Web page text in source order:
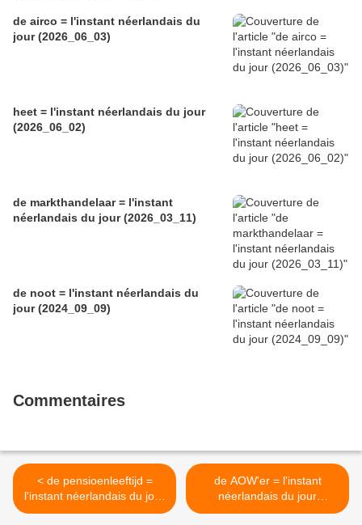
de airco = l'instant néerlandais du
jour (2026_06_03)
heet = l'instant néerlandais du jour
(2026_06_02)
de markthandelaar = l'instant
néerlandais du jour (2026_03_11)
de noot = l'instant néerlandais du
jour (2024_09_09)
Commentaires
< de pensioenleeftijd =
l'instant néerlandais du jour
(2023_02_13)
de AOW'er = l'instant
néerlandais du jour
(2023_02_15) >